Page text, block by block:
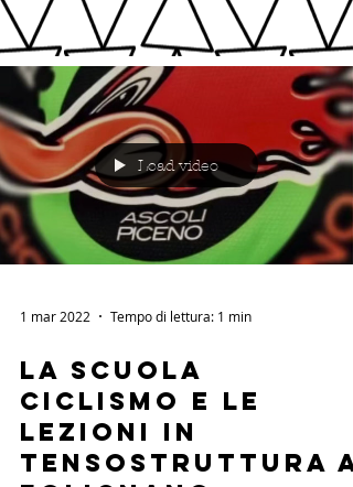
Load video
1 mar 2022 Tempo di lettura: 1 min
La Scuola
Ciclismo e le
lezioni in
Tensostruttura a